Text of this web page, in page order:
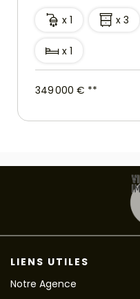
x 1 x 3
x 1
349 000 € **
LIENS UTILES
Notre Agence